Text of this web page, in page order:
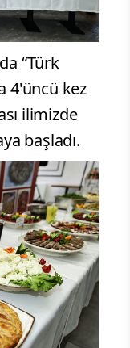
“Türk
4'üncü kez
ilimizde
başladı.